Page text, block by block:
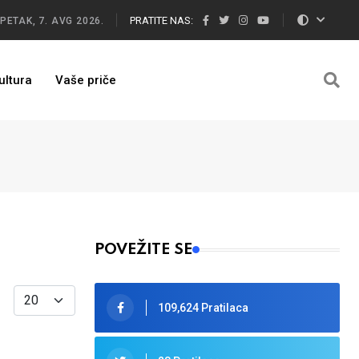
PETAK, 7. AVG 2026. PRATITE NAS:
Vaše priče
Display #
POVEŽITE SE
109,624 Pratilaca